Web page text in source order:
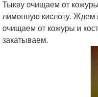
Тыкву очищаем от
лимонную кислоту. Ждем
очищаем от кожуры и
закатываем.